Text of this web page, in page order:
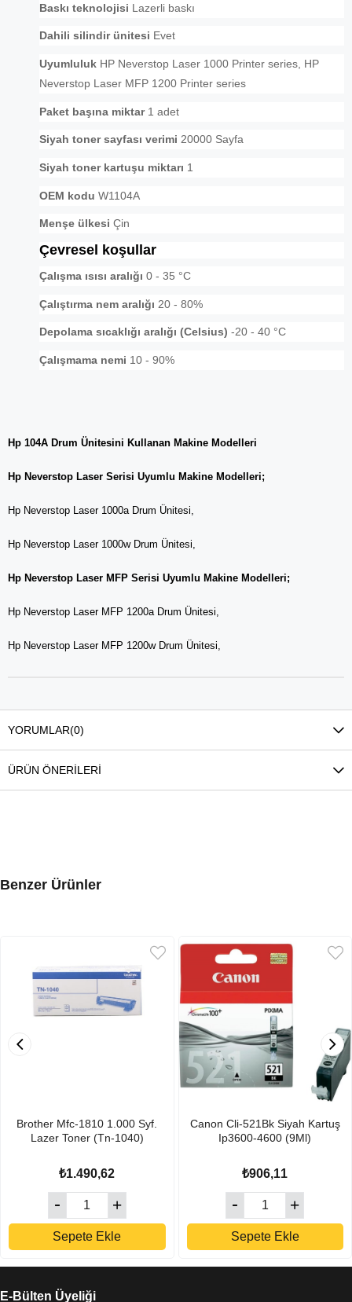
Baskı teknolojisi Lazerli baskı
Dahili silindir ünitesi Evet
Uyumluluk HP Neverstop Laser 1000 Printer series, HP
Neverstop Laser MFP 1200 Printer series
Paket başına miktar 1 adet
Siyah toner sayfası verimi 20000 Sayfa
Siyah toner kartuşu miktarı 1
OEM kodu W1104A
Menşe ülkesi Çin
Çevresel koşullar
Çalışma ısısı aralığı 0 - 35 °C
Çalıştırma nem aralığı 20 - 80%
Depolama sıcaklığı aralığı (Celsius) -20 - 40 °C
Çalışmama nemi 10 - 90%
Hp 104A Drum Ünitesini Kullanan Makine Modelleri
Hp Neverstop Laser Serisi Uyumlu Makine Modelleri;
Hp Neverstop Laser 1000a Drum Ünitesi,
Hp Neverstop Laser 1000w Drum Ünitesi,
Hp Neverstop Laser MFP Serisi Uyumlu Makine Modelleri;
Hp Neverstop Laser MFP 1200a Drum Ünitesi,
Hp Neverstop Laser MFP 1200w Drum Ünitesi,
YORUMLAR(0)
ÜRÜN ÖNERILERI
Benzer Ürünler
Brother Mfc-1810 1.000 Syf.
Lazer Toner (Tn-1040)
₺1.490,62
Sepete Ekle
Canon Cli-521Bk Siyah Kartuş
Ip3600-4600 (9Ml)
₺906,11
Sepete Ekle
E-Bülten Üyeliği